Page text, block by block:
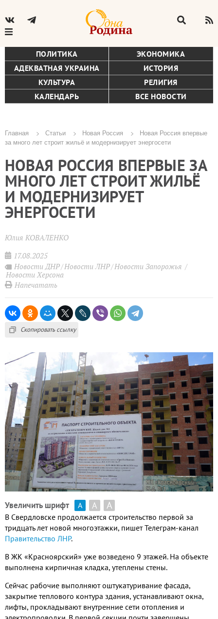
ПОЛИТИКА
ЭКОНОМИКА
АДЕКВАТНАЯ УКРАИНА
ИСТОРИЯ
КУЛЬТУРА
РЕЛИГИЯ
КАЛЕНДАРЬ
ВСЕ НОВОСТИ
Строка
навигации
Главная Статьи Новая Россия
Новая Россия впервые
за много лет строит жильё и модернизирует энергосети
НОВАЯ РОССИЯ ВПЕРВЫЕ ЗА
МНОГО ЛЕТ СТРОИТ ЖИЛЬЁ
И МОДЕРНИЗИРУЕТ
ЭНЕРГОСЕТИ
Юлия КОВАЛЕНКО
17.08.2025
Новости ДНР Новости ЛНР Новости Запорожья
Новости Херсона
Напечатать
Скопировать ссылку
Увеличить шрифт А А А
В Свердловске продолжается строительство первой за
тридцать лет новой многоэтажки, пишет Телеграм-канал
Правительство ЛНР.
В ЖК «Красноярский» уже возведено 9 этажей. На объекте
выполнена кирпичная кладка, утеплены стены.
Сейчас рабочие выполняют оштукатуривание фасада,
закрытие теплового контура здания, устанавливают окна,
лифты, прокладывают внутренние сети отопления и